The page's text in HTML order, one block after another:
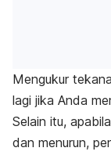
Mengukur
lagi jika Anda
Selain itu,
dan menurun,